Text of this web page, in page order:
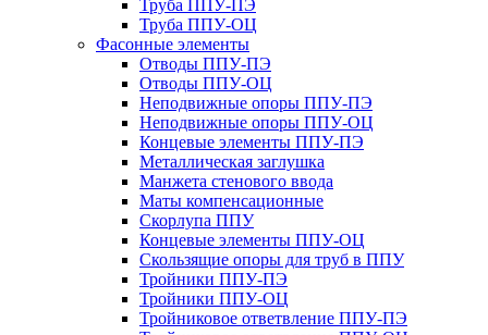
Труба ППУ-ПЭ
Труба ППУ-ОЦ
Фасонные элементы
Отводы ППУ-ПЭ
Отводы ППУ-ОЦ
Неподвижные опоры ППУ-ПЭ
Неподвижные опоры ППУ-ОЦ
Концевые элементы ППУ-ПЭ
Металлическая заглушка
Манжета стенового ввода
Маты компенсационные
Скорлупа ППУ
Концевые элементы ППУ-ОЦ
Скользящие опоры для труб в ППУ
Тройники ППУ-ПЭ
Тройники ППУ-ОЦ
Тройниковое ответвление ППУ-ПЭ